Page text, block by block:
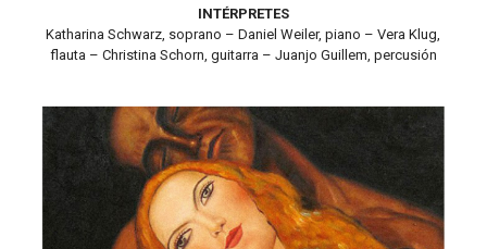
INTÉRPRETES
Katharina Schwarz, soprano – Daniel Weiler, piano – Vera Klug,
flauta – Christina Schorn, guitarra – Juanjo Guillem, percusión